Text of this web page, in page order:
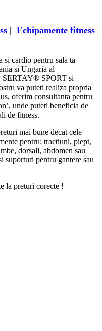
| Echipamente fitness
si cardio pentru sala ta
si Ungaria al
SPORT si
va puteti realiza propria
oferim consultanta pentru
unde puteti beneficia de
de fitness.
mai bune decat cele
pentru: tractiuni, piept,
dorsali, abdomen sau
suporturi pentru gantere sau
la preturi corecte !